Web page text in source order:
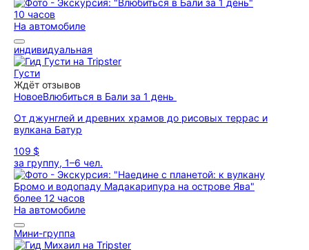
10 часов
На автомобиле
индивидуальная
Густи
Ждёт отзывов
НовоеВлюбиться в Бали за 1 день
От джунглей и древних храмов до рисовых террас и
вулкана Батур
109 $
за группу, 1–6 чел.
более 12 часов
На автомобиле
Мини-группа